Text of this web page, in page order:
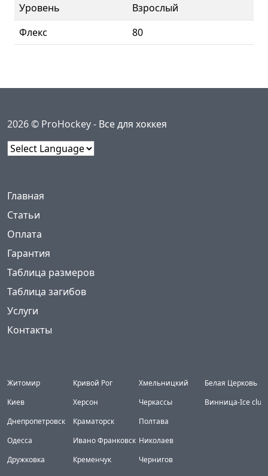
Уровень
Взрослый
Флекс
80
2026 © ProHockey - Все для хоккея
Главная
Статьи
Оплата
Гарантия
Таблица размеров
Таблица загибов
Услуги
Контакты
Житомир
Киев
Днепропетровск
Одесса
Дружковка
Кривой Рог
Херсон
Краматорск
Ивано Франковск
Кременчук
Хмельницкий
Черкассы
Полтава
Николаев
Чернигов
Белая Церковь
Винница-Ice club